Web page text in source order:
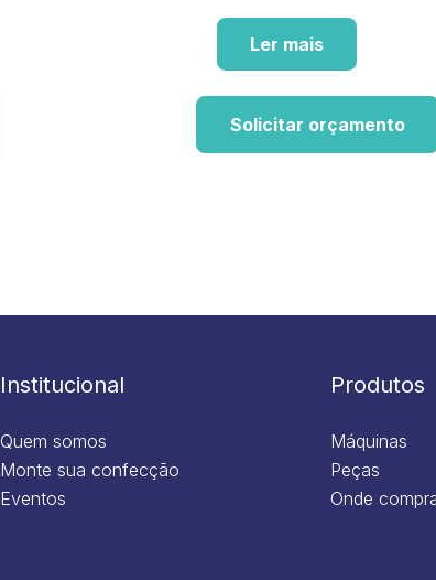
Ler mais
Solicitar orçamento
Institucional
Quem somos
Monte sua confecção
Eventos
Produtos
Máquinas
Peças
Onde